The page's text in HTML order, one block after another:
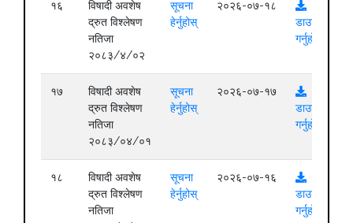
१६
विषादी अवशेष
द्रुत विश्लेषण
नतिजा
२०८३/४/०२
सूचना
हेर्नुहोस्
२०२६-०७-१८
डाउनलोड
गर्नुहोस्
१७
विषादी अवशेष
द्रुत विश्लेषण
नतिजा
२०८३/०४/०१
सूचना
हेर्नुहोस्
२०२६-०७-१७
डाउनलोड
गर्नुहोस्
१८
विषादी अवशेष
द्रुत विश्लेषण
नतिजा
सूचना
हेर्नुहोस्
२०२६-०७-१६
डाउनलोड
गर्नुहोस्